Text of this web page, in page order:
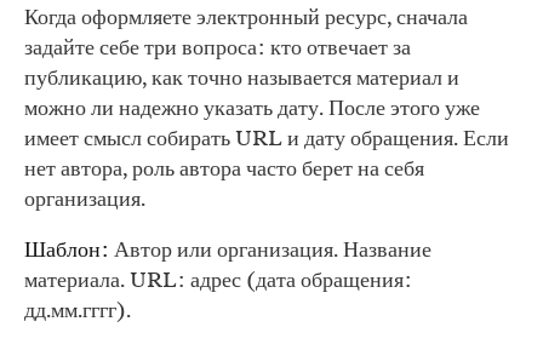
Когда оформляете электронный ресурс, сначала
задайте себе три вопроса: кто отвечает за
публикацию, как точно называется материал и
можно ли надежно указать дату. После этого уже
имеет смысл собирать URL и дату обращения. Если
нет автора, роль автора часто берет на себя
организация.
Шаблон: Автор или организация. Название
материала. URL: адрес (дата обращения:
дд.мм.гггг).